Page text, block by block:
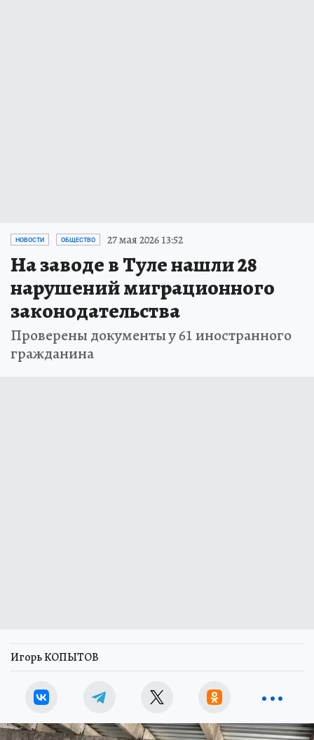
НОВОСТИ ОБЩЕСТВО 27 мая 2026 13:52
На заводе в Туле нашли 28
нарушений миграционного
законодательства
Проверены документы у 61 иностранного
гражданина
Игорь КОПЫТОВ